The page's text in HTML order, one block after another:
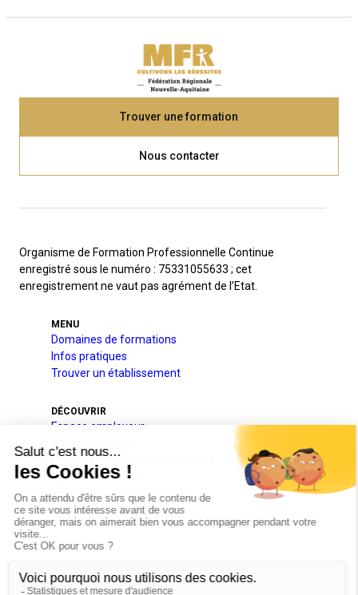
Trouver une formation
Nous contacter
Organisme de Formation Professionnelle Continue
enregistré sous le numéro : 75331055633 ; cet
enregistrement ne vaut pas agrément de l’Etat.
MENU
Domaines de formations
Infos pratiques
Trouver un établissement
DÉCOUVRIR
Espace employeur
Projets pédagogique et éducatif
Qui sommes-nous
Nos partenaires
Actualités